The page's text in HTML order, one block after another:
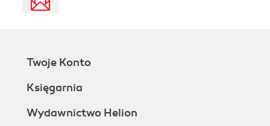
Twoje Konto
Księgarnia
Wydawnictwo Helion